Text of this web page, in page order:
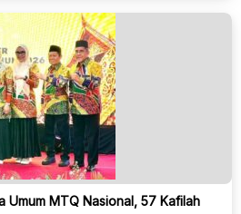
Umum MTQ Nasional, 57 Kafilah